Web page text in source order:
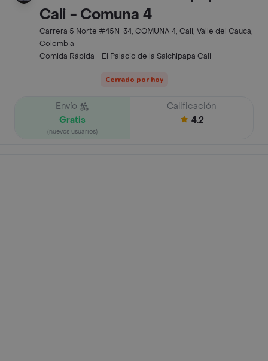
Cali - Comuna 4
Carrera 5 Norte #45N-34, COMUNA 4, Cali, Valle del Cauca,
Colombia
Comida Rápida - El Palacio de la Salchipapa Cali
Cerrado por hoy
Envío
Gratis
(nuevos usuarios)
Calificación
4.2